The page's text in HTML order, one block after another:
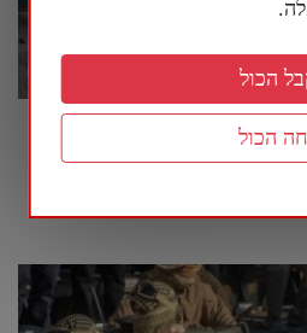
מידע על המעורבות של
הכול
הכול